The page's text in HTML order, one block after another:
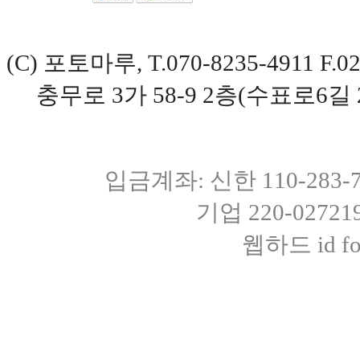
(C) 포토마루, T.070-8235-4911
충무로 3가 58-9 2층(수표로6
입금계좌: 신한 110-
기업 220-
웹하드 id